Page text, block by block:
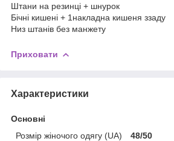
Штани на резинці + шнурок
Бічні кишені + 1накладна кишеня ззаду
Низ штанів без манжету
Приховати
Характеристики
Основні
Розмір жіночого одягу (UA)
48/50